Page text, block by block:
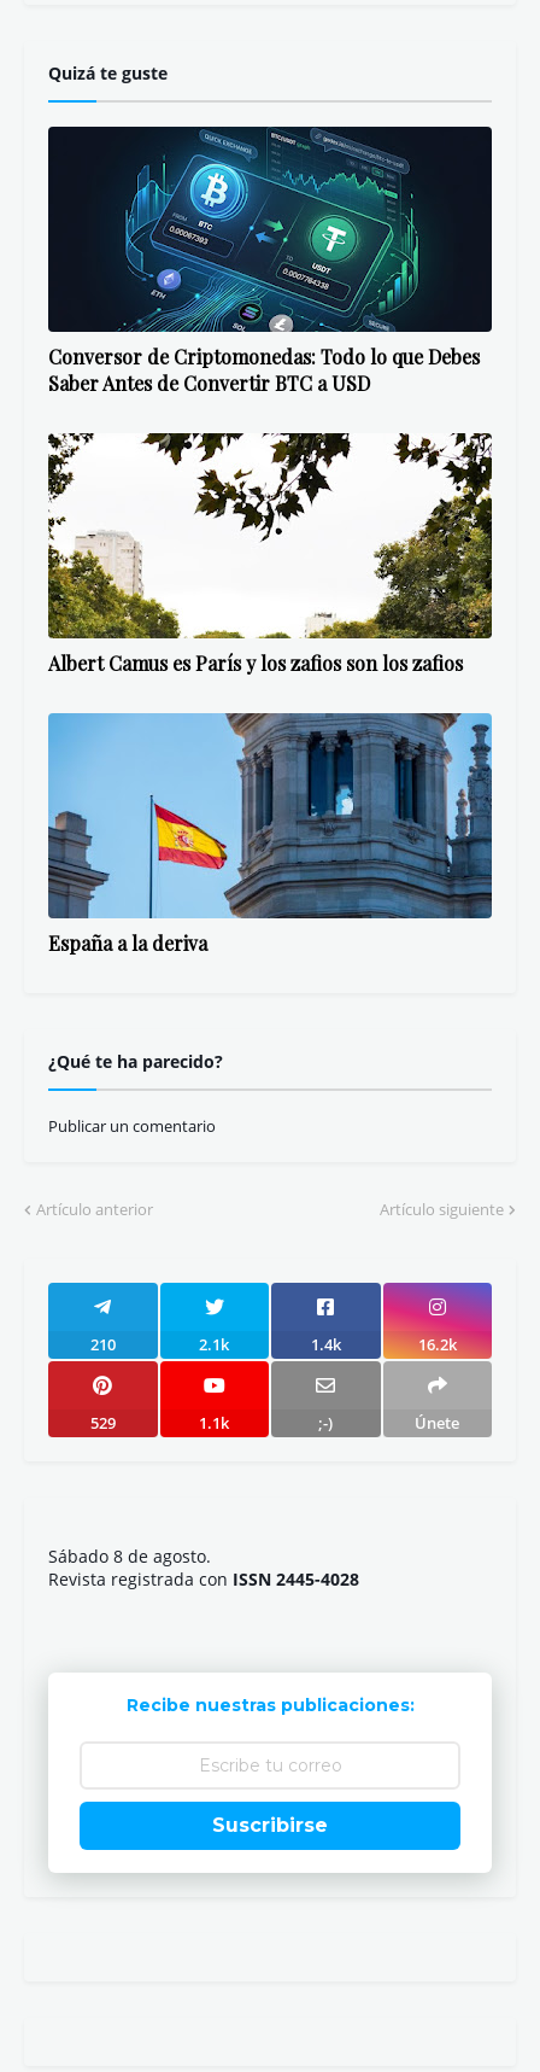
Quizá te guste
Conversor de Criptomonedas: Todo lo que Debes
Saber Antes de Convertir BTC a USD
Albert Camus es París y los zafios son los zafios
España a la deriva
¿Qué te ha parecido?
Publicar un comentario
Artículo anterior Artículo siguiente
210 2.1k 1.4k 16.2k
529 1.1k ;-) Únete
Sábado 8 de agosto.
Revista registrada con ISSN 2445-4028
Recibe nuestras publicaciones:
Suscribirse